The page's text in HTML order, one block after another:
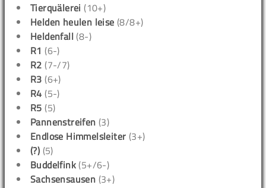
Tierquälerei (10+)
Helden heulen leise (8/8+)
Heldenfall (8-)
R1 (6-)
R2 (7-/7)
R3 (6+)
R4 (5-)
R5 (5)
Pannenstreifen (3)
Endlose Himmelsleiter (3+)
(?) (5)
Buddelfink (5+/6-)
Sachsensausen (3+)